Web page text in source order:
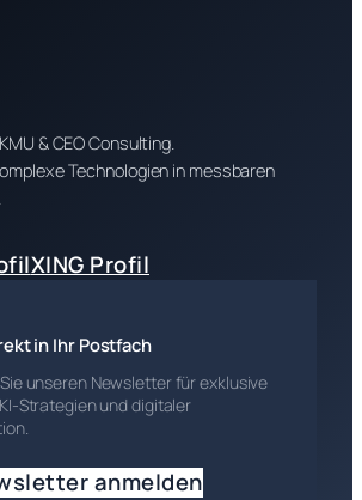
& CEO Consulting.
Technologien in messbaren
XING Profil
in Ihr Postfach
unseren Newsletter für exklusive
Strategien und digitaler
anmelden